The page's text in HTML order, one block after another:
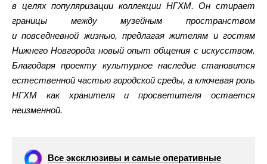
в целях популяризации коллекции НГХМ. Он стирает
границы между музейным пространством
и повседневной жизнью, предлагая жителям и гостям
Нижнего Новгорода новый опыт общения с искусством.
Благодаря проекту культурное наследие становится
естественной частью городской среды, а ключевая роль
НГХМ как хранителя и просветителя остается
неизменной.
Все эксклюзивы и самые оперативные